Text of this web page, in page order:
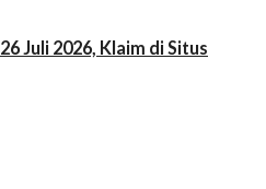
Juli 2026, Klaim di Situs